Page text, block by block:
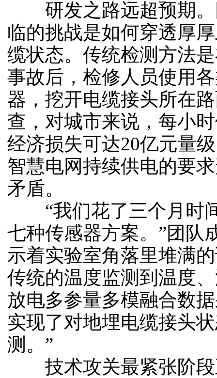
研发之路远超预期。
临的挑战是如何穿透厚
缆状态。传统检测方法
事故后，检修人员使用
器，挖开电缆接头所在
查，对城市来说，每小
经济损失可达20亿元量
智慧电网持续供电的要
矛盾。
“我们花了三个月时
七种传感器方案。”团队
示着实验室角落里堆满
传统的温度监测到温度
放电多参量多模融合数
实现了对地埋电缆接头
测。”
技术攻关最紧张阶段